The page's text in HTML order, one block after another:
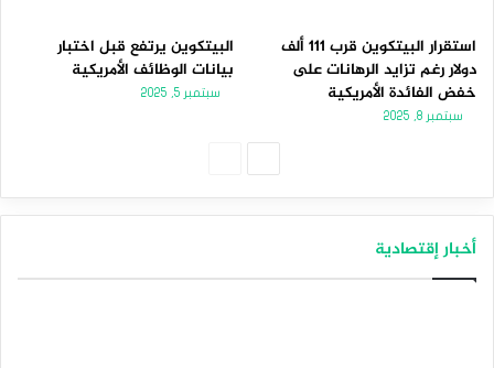
استقرار البيتكوين قرب 111 ألف
دولار رغم تزايد الرهانات على
خفض الفائدة الأمريكية
سبتمبر 8, 2025
البيتكوين يرتفع قبل اختبار
بيانات الوظائف الأمريكية
سبتمبر 5, 2025
أخبار إقتصادية